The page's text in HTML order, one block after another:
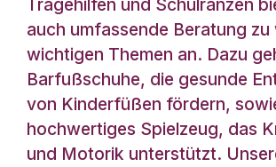
Tragehilfen und Schulranzen
auch umfassende Beratung zu
wichtigen Themen an. Dazu
Barfußschuhe, die gesunde
von Kinderfüßen fördern,
hochwertiges Spielzeug, das
und Motorik unterstützt.